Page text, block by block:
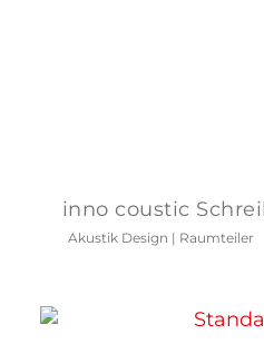
inno coustic
Akustik Design | Raumteiler